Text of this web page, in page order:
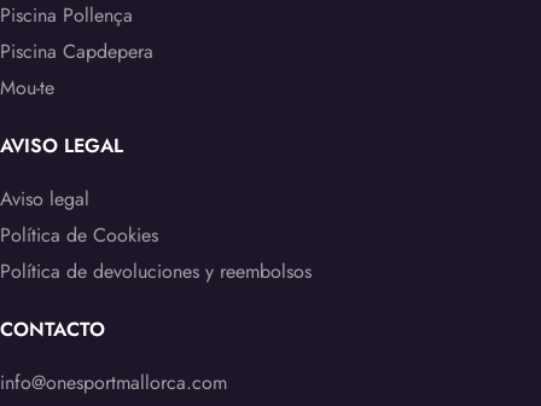
Piscina Pollença
Piscina Capdepera
Mou-te
AVISO LEGAL
Aviso legal
Política de Cookies
Política de devoluciones y reembolsos
CONTACTO
info@onesportmallorca.com